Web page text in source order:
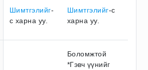
Шимтгэлийг-
с харна уу.
Шимтгэлийг-с
харна уу.
Боломжтой
*Гэвч үүнийг